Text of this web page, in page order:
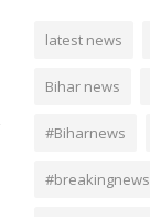
latest news
Bihar news
#Biharnews
#breakingnews